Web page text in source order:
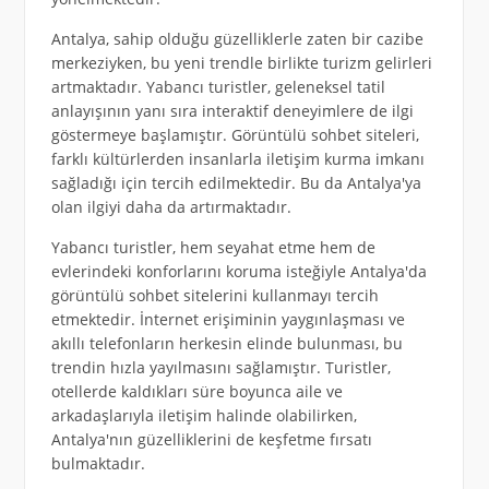
Antalya, sahip olduğu güzelliklerle zaten bir cazibe
merkeziyken, bu yeni trendle birlikte turizm gelirleri
artmaktadır. Yabancı turistler, geleneksel tatil
anlayışının yanı sıra interaktif deneyimlere de ilgi
göstermeye başlamıştır. Görüntülü sohbet siteleri,
farklı kültürlerden insanlarla iletişim kurma imkanı
sağladığı için tercih edilmektedir. Bu da Antalya'ya
olan ilgiyi daha da artırmaktadır.
Yabancı turistler, hem seyahat etme hem de
evlerindeki konforlarını koruma isteğiyle Antalya'da
görüntülü sohbet sitelerini kullanmayı tercih
etmektedir. İnternet erişiminin yaygınlaşması ve
akıllı telefonların herkesin elinde bulunması, bu
trendin hızla yayılmasını sağlamıştır. Turistler,
otellerde kaldıkları süre boyunca aile ve
arkadaşlarıyla iletişim halinde olabilirken,
Antalya'nın güzelliklerini de keşfetme fırsatı
bulmaktadır.